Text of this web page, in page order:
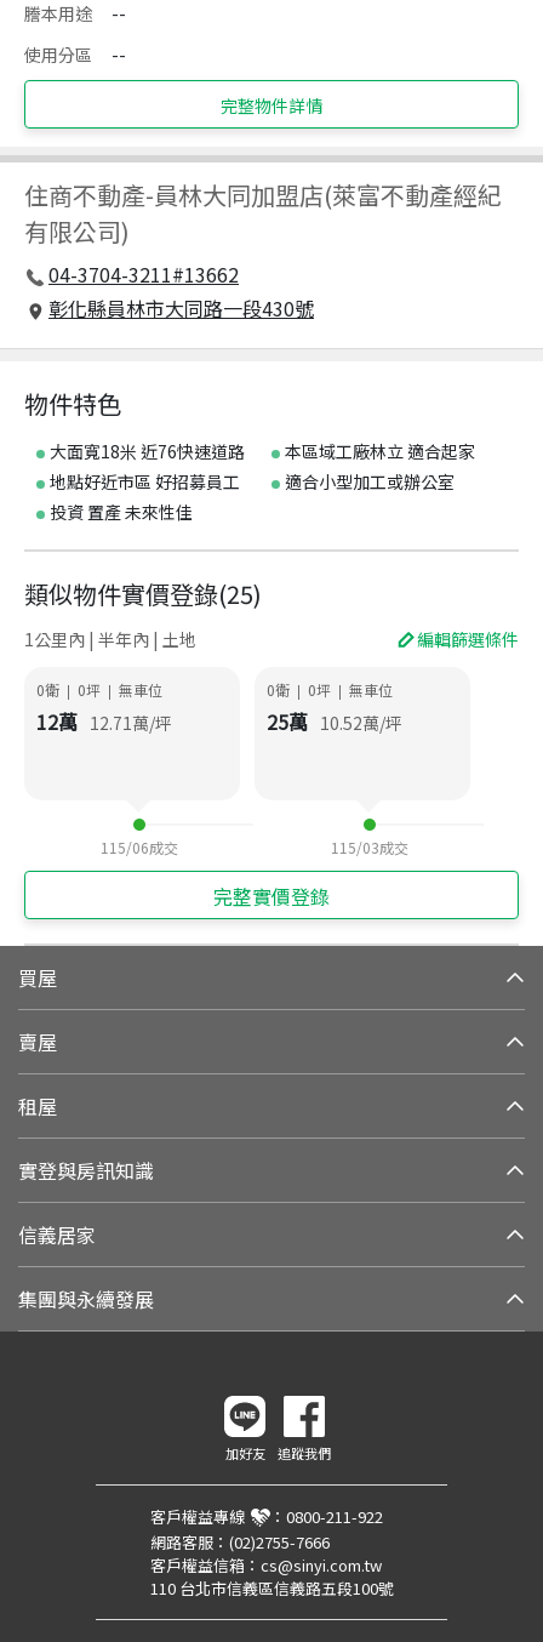
謄本用途
--
使用分區
--
完整物件詳情
住商不動產-員林大同加盟店(萊富不動產經紀
有限公司)
04-3704-3211#13662
彰化縣員林市大同路一段430號
物件特色
大面寬18米 近76快速道路
本區域工廠林立 適合起家
地點好近市區 好招募員工
適合小型加工或辦公室
投資 置產 未來性佳
類似物件實價登錄(25)
1公里內 | 半年內 | 土地 編輯篩選條件
0衛 | 0坪 | 無車位
12萬 12.71萬/坪
115/06成交
0衛 | 0坪 | 無車位
25萬 10.52萬/坪
115/03成交
完整實價登錄
買屋
賣屋
租屋
實登與房訊知識
信義居家
集團與永續發展
加好友 追蹤我們
客戶權益專線 ： 0800-211-922
網路客服： (02)2755-7666
客戶權益信箱： cs@sinyi.com.tw
110 台北市信義區信義路五段100號